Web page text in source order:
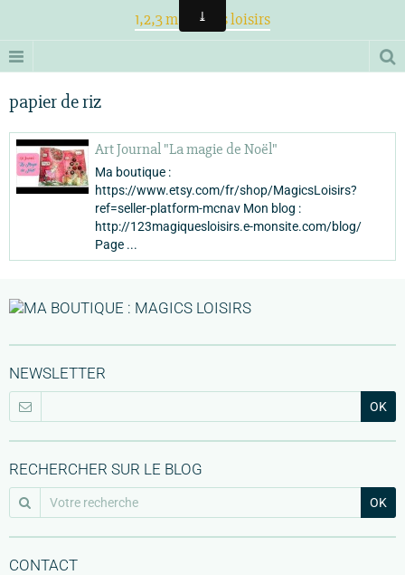
1,2,3 magiques loisirs
papier de riz
Art Journal "La magie de Noël"
Ma boutique :
https://www.etsy.com/fr/shop/MagicsLoisirs?
ref=seller-platform-mcnav Mon blog :
http://123magiquesloisirs.e-monsite.com/blog/
Page ...
NEWSLETTER
OK
RECHERCHER SUR LE BLOG
OK
CONTACT